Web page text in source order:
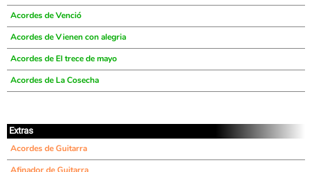
Acordes de Venció
Acordes de Vienen con alegria
Acordes de El trece de mayo
Acordes de La Cosecha
Extras
Acordes de Guitarra